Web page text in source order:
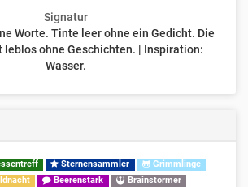
Signatur
Worte. Tinte leer ohne ein Gedicht. Die
leblos ohne Geschichten. | Inspiration:
Wasser.
Sternensammler
Grimmlinge
Beerenstark
Brainstormer